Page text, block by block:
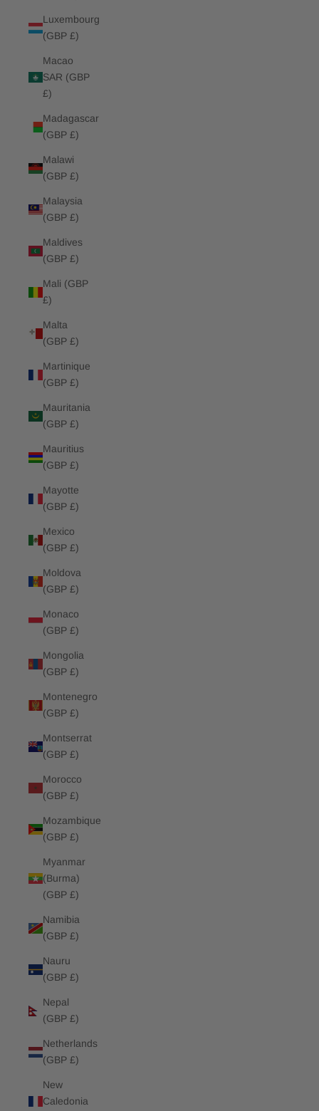
Luxembourg
(GBP £)
Macao
SAR (GBP
£)
Madagascar
(GBP £)
Malawi
(GBP £)
Malaysia
(GBP £)
Maldives
(GBP £)
Mali (GBP
£)
Malta
(GBP £)
Martinique
(GBP £)
Mauritania
(GBP £)
Mauritius
(GBP £)
Mayotte
(GBP £)
Mexico
(GBP £)
Moldova
(GBP £)
Monaco
(GBP £)
Mongolia
(GBP £)
Montenegro
(GBP £)
Montserrat
(GBP £)
Morocco
(GBP £)
Mozambique
(GBP £)
Myanmar
(Burma)
(GBP £)
Namibia
(GBP £)
Nauru
(GBP £)
Nepal
(GBP £)
Netherlands
(GBP £)
New
Caledonia